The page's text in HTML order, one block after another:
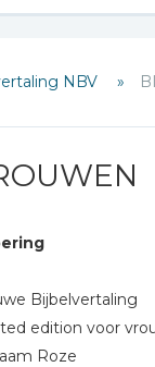
NBV
Bijbelvertaling
edition voor
Roze